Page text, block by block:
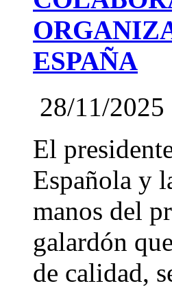
ESPAÑA
28/11/2025
El
Española y
manos del
galardón
de calidad,